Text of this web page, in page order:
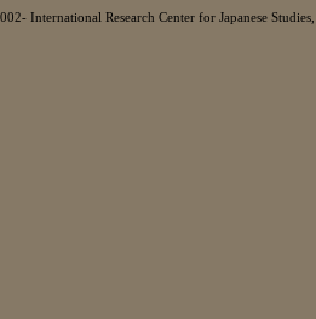
International Research Center for Japanese